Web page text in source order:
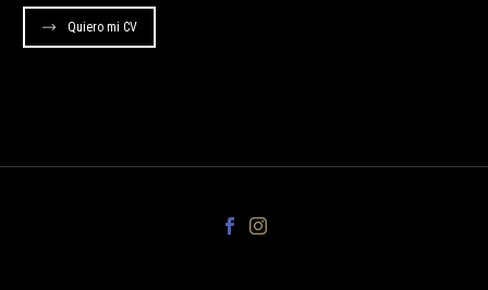
Quiero mi CV